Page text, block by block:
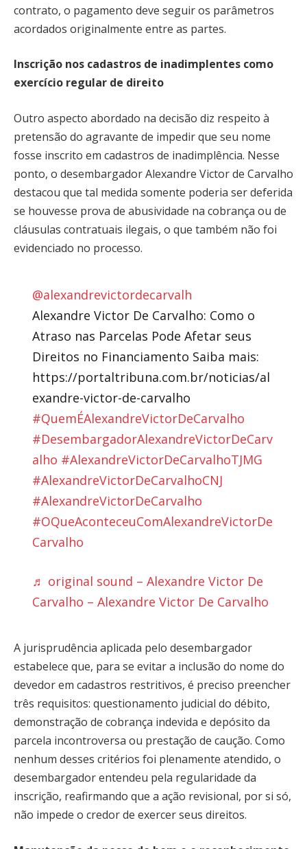
contrato, o pagamento deve seguir os parâmetros
acordados originalmente entre as partes.
Inscrição nos cadastros de inadimplentes como
exercício regular de direito
Outro aspecto abordado na decisão diz respeito à
pretensão do agravante de impedir que seu nome
fosse inscrito em cadastros de inadimplência. Nesse
ponto, o desembargador Alexandre Victor de Carvalho
destacou que tal medida somente poderia ser deferida
se houvesse prova de abusividade na cobrança ou de
cláusulas contratuais ilegais, o que também não foi
evidenciado no processo.
@alexandrevictordecarvalh
Alexandre Victor De Carvalho: Como o
Atraso nas Parcelas Pode Afetar seus
Direitos no Financiamento Saiba mais:
https://portaltribuna.com.br/noticias/al
exandre-victor-de-carvalho
#QuemÉAlexandreVictorDeCarvalho
#DesembargadorAlexandreVictorDeCarv
alho #AlexandreVictorDeCarvalhoTJMG
#AlexandreVictorDeCarvalhoCNJ
#AlexandreVictorDeCarvalho
#OQueAconteceuComAlexandreVictorDe
Carvalho
♬ original sound – Alexandre Victor De
Carvalho – Alexandre Victor De Carvalho
A jurisprudência aplicada pelo desembargador
estabelece que, para se evitar a inclusão do nome do
devedor em cadastros restritivos, é preciso preencher
três requisitos: questionamento judicial do débito,
demonstração de cobrança indevida e depósito da
parcela incontroversa ou prestação de caução. Como
nenhum desses critérios foi plenamente atendido, o
desembargador entendeu pela regularidade da
inscrição, reafirmando que a ação revisional, por si só,
não impede o credor de exercer seus direitos.